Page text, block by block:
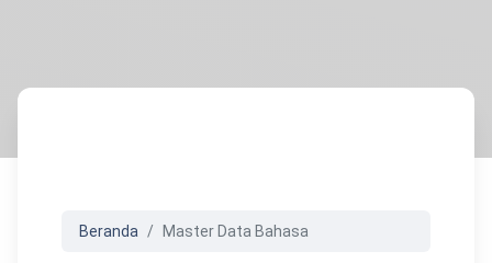
Beranda Master Data Bahasa